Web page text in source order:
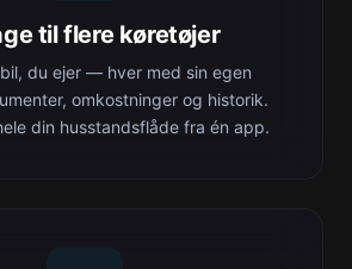
til flere køretøjer
du ejer — hver med sin egen
omkostninger og historik.
din husstandsflåde fra én app.